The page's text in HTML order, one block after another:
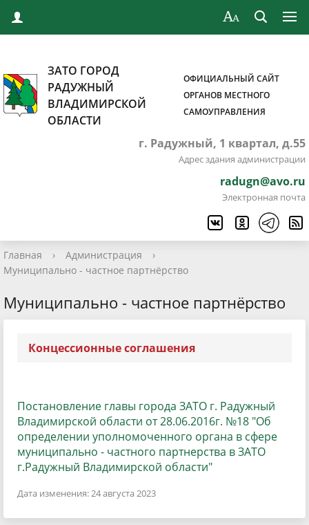
ЗАТО ГОРОД
РАДУЖНЫЙ
ВЛАДИМИРСКОЙ
ОБЛАСТИ
ОФИЦИАЛЬНЫЙ САЙТ
ОРГАНОВ МЕСТНОГО
САМОУПРАВЛЕНИЯ
г. Радужный, 1 квартал, д.55
Адрес здания администрации
radugn@avo.ru
Электронная почта
Главная › Администрация
›
Муниципально - частное партнёрство
Муниципально - частное партнёрство
Концессионные соглашения
Постановление главы города ЗАТО г. Радужный
Владимирской области от 28.06.2016г. №18 "Об
определении уполномоченного органа в сфере
муниципально - частного партнерства в ЗАТО
г.Радужный Владимирской области"
Дата изменения: 24 августа 2023